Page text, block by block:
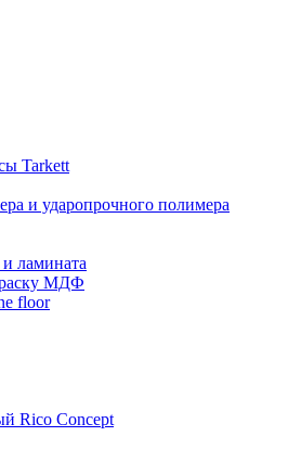
Tarkett
и ударопрочного полимера
ламината
МДФ
floor
Rico Concept